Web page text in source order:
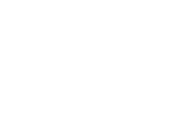
de sécurité des soins